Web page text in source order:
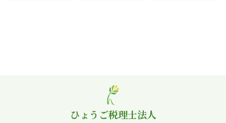
ひょうご税理士法人